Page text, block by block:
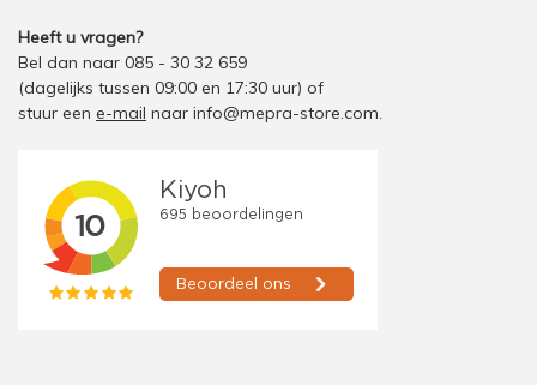
Heeft u vragen?
Bel dan naar 085 - 30 32 659
(dagelijks tussen 09:00 en 17:30 uur) of
stuur een e-mail naar info@mepra-store.com.